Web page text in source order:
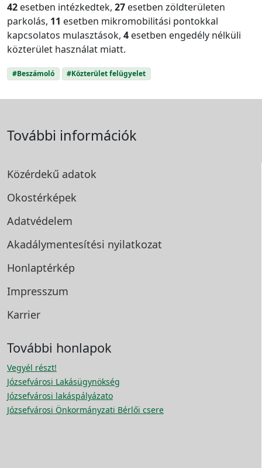
42 esetben intézkedtek, 27 esetben zöldterületen
parkolás, 11 esetben mikromobilitási pontokkal
kapcsolatos mulasztások, 4 esetben engedély nélküli
közterület használat miatt.
#Beszámoló #Közterület felügyelet
További információk
Közérdekű adatok
Okostérképek
Adatvédelem
Akadálymentesítési nyilatkozat
Honlaptérkép
Impresszum
Karrier
További honlapok
Vegyél részt!
Józsefvárosi Lakásügynökség
Józsefvárosi lakáspályázato
Józsefvárosi Önkormányzati Bérlői csere